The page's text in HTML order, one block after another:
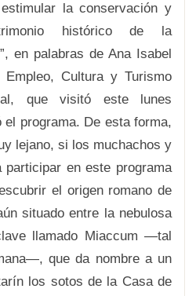
la conservación y
histórico de la
en palabras de Ana Isabel
Cultura y Turismo
que visitó este lunes
el programa. De esta forma,
lejano, si los muchachos y
participar en este programa
el origen romano de
situado entre la nebulosa
llamado Miaccum —tal
que da nombre a un
los sotos de la Casa de